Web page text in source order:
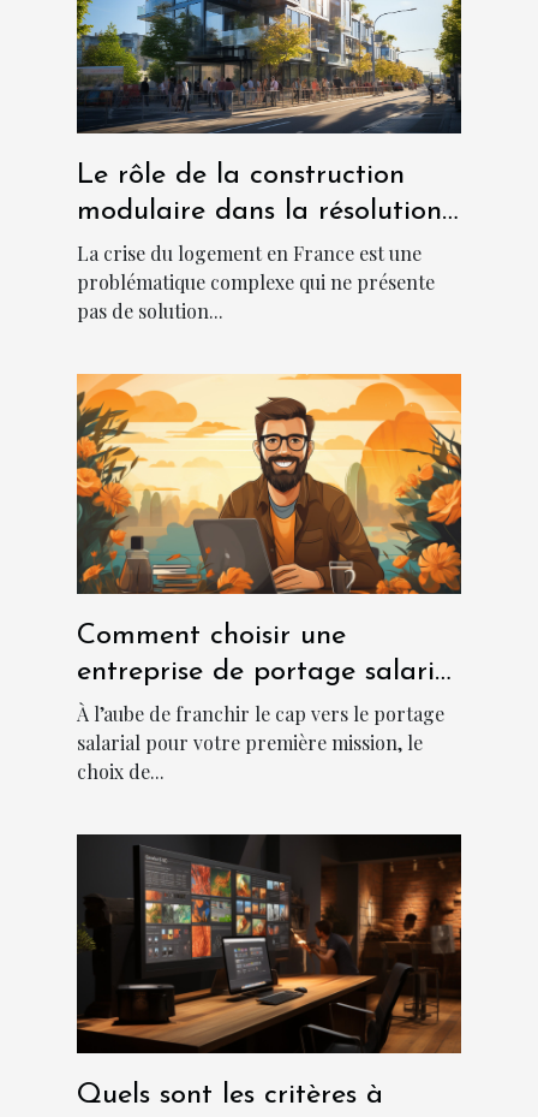
Le rôle de la construction
modulaire dans la résolution
de la crise du logement en
France
La crise du logement en France est une
problématique complexe qui ne présente
pas de solution...
Comment choisir une
entreprise de portage salarial
?
À l’aube de franchir le cap vers le portage
salarial pour votre première mission, le
choix de...
Quels sont les critères à